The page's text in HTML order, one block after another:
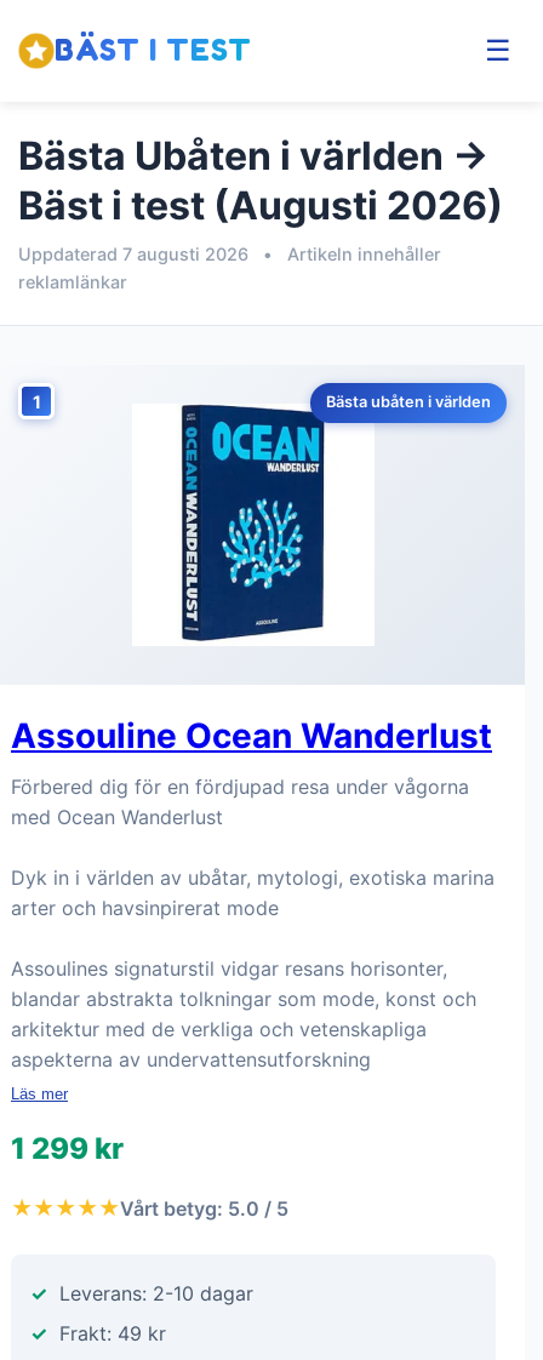
BÄST I TEST ☰
Bästa Ubåten i världen →
Bäst i test (Augusti 2026)
Uppdaterad 7 augusti 2026 •
Artikeln innehåller
reklamlänkar
1 Bästa ubåten i världen
Assouline Ocean Wanderlust
Förbered dig för en fördjupad resa under vågorna
med Ocean Wanderlust
Dyk in i världen av ubåtar, mytologi, exotiska marina
arter och havsinpirerat mode
Assoulines signaturstil vidgar resans horisonter,
blandar abstrakta tolkningar som mode, konst och
arkitektur med de verkliga och vetenskapliga
aspekterna av undervattensutforskning
Läs mer
1 299 kr
★★★★★Vårt betyg: 5.0 / 5
Leverans: 2-10 dagar
Frakt: 49 kr